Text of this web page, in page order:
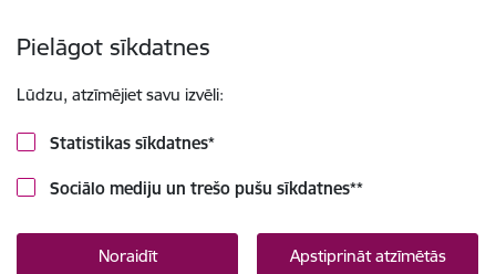
Pielāgot sīkdatnes
Lūdzu, atzīmējiet savu izvēli:
Statistikas sīkdatnes*
Sociālo mediju un trešo pušu sīkdatnes**
Noraidīt Apstiprināt atzīmētās